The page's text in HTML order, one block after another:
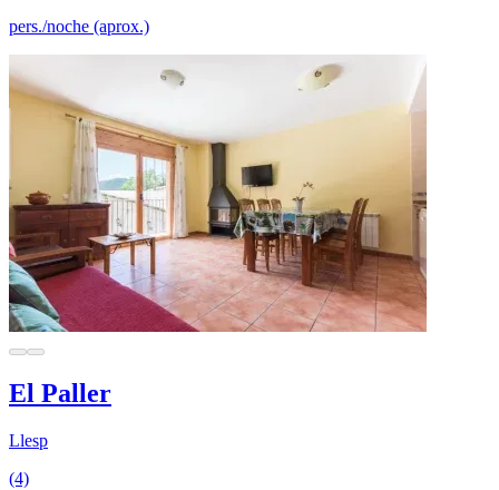
pers./noche (aprox.)
El Paller
Llesp
(4)